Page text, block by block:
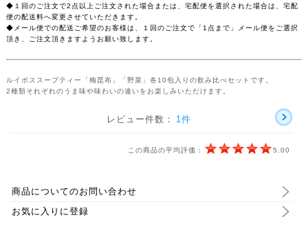
◆１回のご注文で2点以上ご注文された場合または、宅配便を選択された場合は、宅配
便の配送料へ変更させていただきます。
◆メール便での配送ご希望のお客様は、１回のご注文で「1点まで」メール便をご選択
頂き、ご注文頂きますようお願い致します。
ルイボススープティー「梅昆布」「野菜」各10包入りの飲み比べセットです。
2種類それぞれのうま味や味わいの違いをお楽しみいただけます。
レビュー件数： 1件
この商品の平均評価： 5.00
商品についてのお問い合わせ
お気に入りに登録